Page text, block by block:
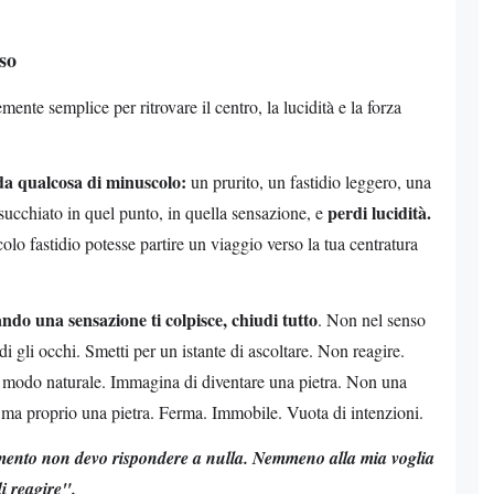
semplice per ritrovare il centro, la lucidità e la forza
qualcosa di minuscolo: un prurito, un fastidio leggero, una
in quel punto, in quella sensazione, eperdi lucidità.
fastidio potesse partire un viaggio verso la tua centratura
una sensazione ti colpisce, chiudi tutto. Non nel senso
gli occhi. Smetti per un istante di ascoltare. Non reagire.
naturale. Immagina di diventare una pietra. Non una
proprio una pietra. Ferma. Immobile. Vuota di intenzioni.
non devo rispondere a nulla. Nemmeno alla mia voglia
reagire".